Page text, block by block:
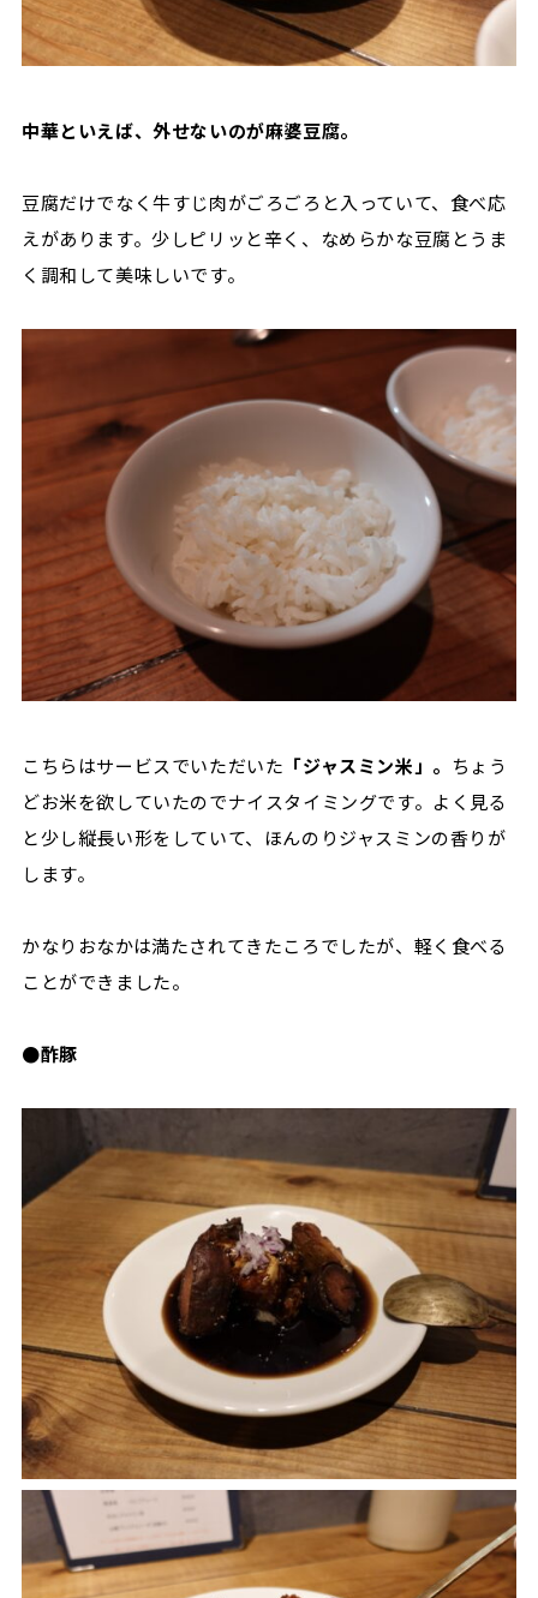
中華といえば、外せないのが麻婆豆腐。
豆腐だけでなく牛すじ肉がごろごろと入っていて、食べ応
えがあります。少しピリッと辛く、なめらかな豆腐とうま
く調和して美味しいです。
こちらはサービスでいただいた 「ジャスミン米」。 ちょう
どお米を欲していたのでナイスタイミングです。よく見る
と少し縦長い形をしていて、ほんのりジャスミンの香りが
します。
かなりおなかは満たされてきたころでしたが、軽く食べる
ことができました。
●酢豚